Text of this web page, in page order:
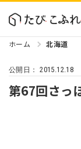
ホーム 北海道
公開日：2015.12.18
第67回さっ